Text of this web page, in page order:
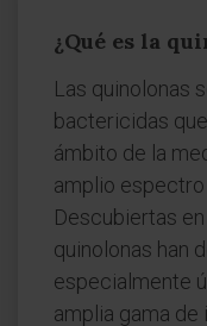
¿Qué es la
Las quinolonas
bactericidas
ámbito de la
amplio
Descubiertas
quinolonas han
especialmente
amplia gama